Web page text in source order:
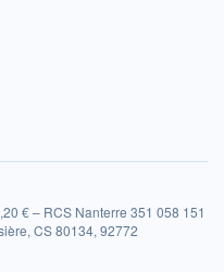
€ – RCS Nanterre 351 058 151
CS 80134, 92772